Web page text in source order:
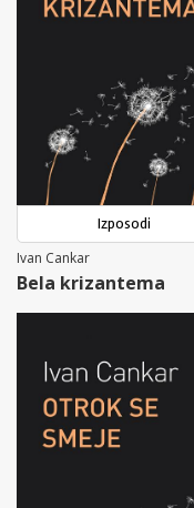
Izposodi
Ivan Cankar
Bela krizantema